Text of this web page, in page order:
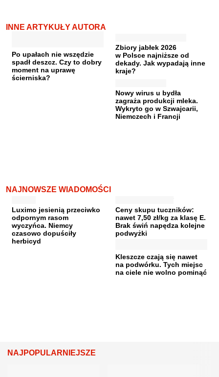
INNE ARTYKUŁY AUTORA
Po upałach nie wszędzie
spadł deszcz. Czy to dobry
moment na uprawę
ścierniska?
Zbiory jabłek 2026
w Polsce najniższe od
dekady. Jak wypadają inne
kraje?
Nowy wirus u bydła
zagraża produkcji mleka.
Wykryto go w Szwajcarii,
Niemczech i Francji
NAJNOWSZE WIADOMOŚCI
Luximo jesienią przeciwko
odpornym rasom
wyczyńca. Niemcy
czasowo dopuściły
herbicyd
Ceny skupu tuczników:
nawet 7,50 zł/kg za klasę E.
Brak świń napędza kolejne
podwyżki
Kleszcze czają się nawet
na podwórku. Tych miejsc
na ciele nie wolno pominąć
NAJPOPULARNIEJSZE